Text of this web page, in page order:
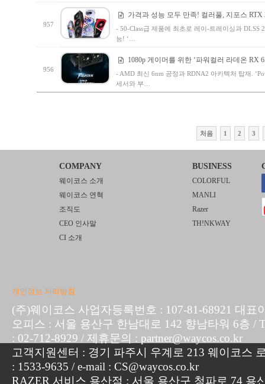
957
가격과 성능 모두 만족! 컬러풀, 지포스 RTX
- 50-Class급 제품에 최초로 레이-트레이싱과
능! ‘…
956
1080p 게이머를 위한 ‘파워컬러 라데온 RX
- AMD 최신 6nm 공정과 RDNA2 아키텍처 탑재.
세서와 부…
처음 1 2 3
COMPANY
웨이코스 소개
웨이코스 연혁
조직도
CEO 인사말
CI 소개
BUSINESS
COLORFUL
MANLI
Razer
TH!NKWAY
개인정보 처리방침
(주)웨이코스 사업자등록번호 : 107-81-68921 대표
오피스 : 서울 용산구 한남대로 142 향남타워 6층 /
: 02-712-8929 / 제휴문의 : partner@waycos.co.kr
고객지원센터 : 경기 파주시 우계로 213 웨이코스
: 1533-9635 / e-mail : CS@waycos.co.kr
RAZER 서비스 용산점 : 서울 용산구 청파로 74 용